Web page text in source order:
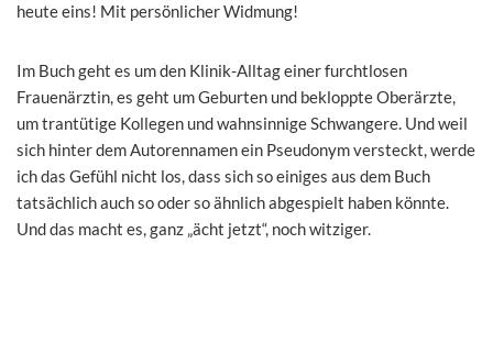
heute eins! Mit persönlicher Widmung!
Im Buch geht es um den Klinik-Alltag einer furchtlosen
Frauenärztin, es geht um Geburten und bekloppte Oberärzte,
um trantütige Kollegen und wahnsinnige Schwangere. Und weil
sich hinter dem Autorennamen ein Pseudonym versteckt, werde
ich das Gefühl nicht los, dass sich so einiges aus dem Buch
tatsächlich auch so oder so ähnlich abgespielt haben könnte.
Und das macht es, ganz „ächt jetzt“, noch witziger.